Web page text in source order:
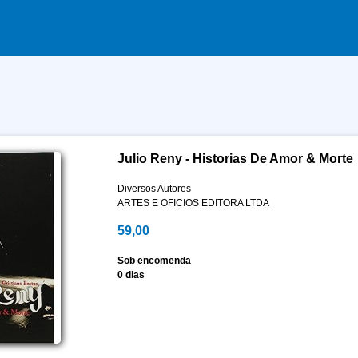
Julio Reny - Historias De Amor & Morte
Diversos Autores
ARTES E OFICIOS EDITORA LTDA
59,00
Sob encomenda
0 dias